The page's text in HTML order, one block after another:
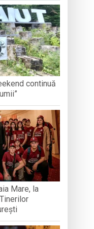
continuă
Mare, la